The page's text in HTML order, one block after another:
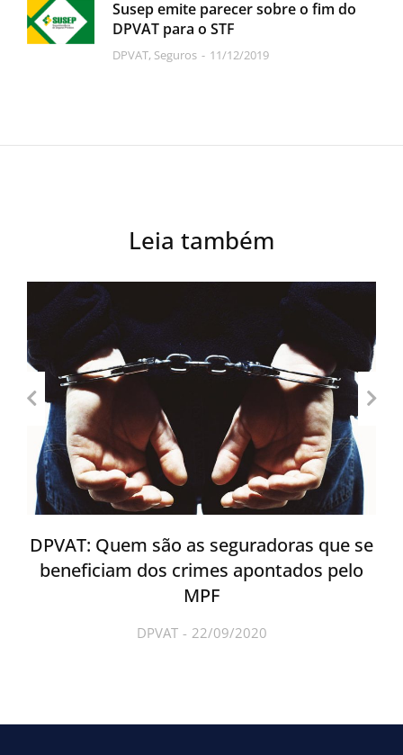
Susep emite parecer sobre o fim do
DPVAT para o STF
DPVAT, Seguros 11/12/2019
Leia também
DPVAT: Quem são as seguradoras que se
beneficiam dos crimes apontados pelo
MPF
DPVAT 22/09/2020